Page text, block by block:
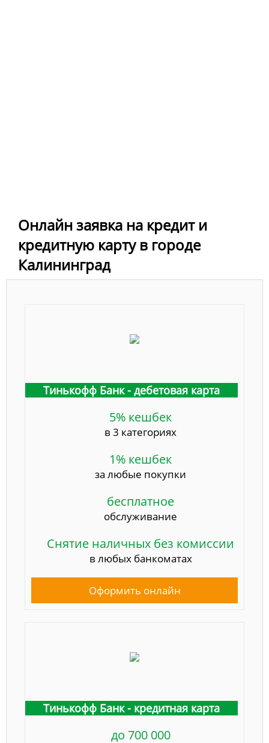
Онлайн заявка на кредит и
кредитную карту в городе
Калининград
Тинькофф Банк - дебетовая карта
5% кешбек
в 3 категориях
1% кешбек
за любые покупки
бесплатное
обслуживание
Снятие наличных без комиссии
в любых банкоматах
Оформить онлайн
Тинькофф Банк - кредитная карта
до 700 000